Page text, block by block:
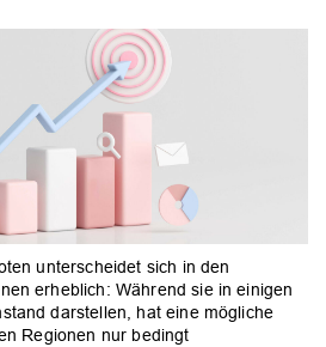
unterscheidet sich in den
erheblich: Während sie in einigen
darstellen, hat eine mögliche
Regionen nur bedingt